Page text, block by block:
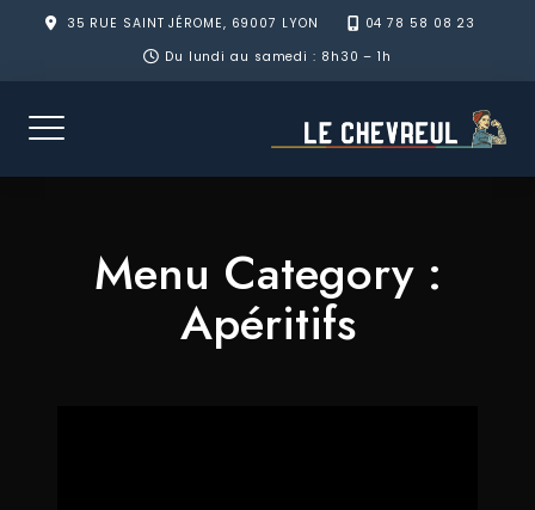
35 RUE SAINT JÉROME, 69007 LYON
04 78 58 08 23
Du lundi au samedi : 8h30 – 1h
Menu Category :
Apéritifs